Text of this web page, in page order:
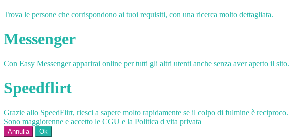
Trova le persone che corrispondono ai tuoi requisiti, con una ricerca molto dettagliata.
Messenger
Con Easy Messenger apparirai online per tutti gli altri utenti anche senza aver aperto il sito.
Speedflirt
Grazie allo SpeedFlirt, riesci a sapere molto rapidamente se il colpo di fulmine è reciproco.
Sono maggiorenne e accetto le CGU e la Politica d vita privata
Annulla Ok